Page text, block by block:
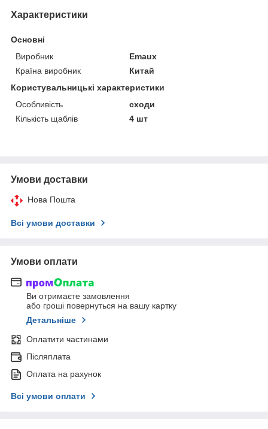
Характеристики
Основні
Виробник
Emaux
Країна виробник
Китай
Користувальницькі характеристики
Особливість
сходи
Кількість щаблів
4 шт
Умови доставки
Нова Пошта
Всі умови доставки
Умови оплати
Ви отримаєте замовлення
або гроші повернуться на вашу картку
Детальніше
Оплатити частинами
Післяплата
Оплата на рахунок
Всі умови оплати